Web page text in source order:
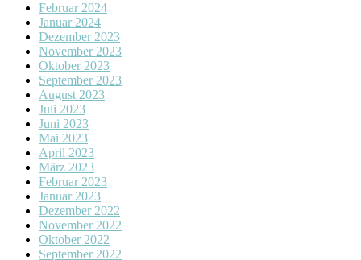
Februar 2024
Januar 2024
Dezember 2023
November 2023
Oktober 2023
September 2023
August 2023
Juli 2023
Juni 2023
Mai 2023
April 2023
März 2023
Februar 2023
Januar 2023
Dezember 2022
November 2022
Oktober 2022
September 2022